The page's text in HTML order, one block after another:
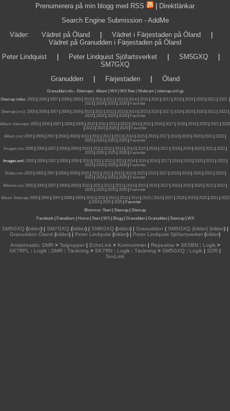
Prenumerera på min blogg med RSS
Direktlänkar
Search Engine Submission - AddMe
Väder: Vädret på Öland Vädret i Färjestaden på Öland
Vädret på Granudden i Färjestaden på Öland
Peter Lindquist
Peter Lindquist Sjöfartsverket SM5GXQ
SM7GXQ
Granudden| Färjestaden| Öland
Granudden.info- Sitemaps: Album WX WX files | Webcam |
sitemap.xml.gz
Sitemap index: 2005| 2006| 2007| 2008| 2009| 2010| 2011| 2012| 2013| 2014| 2015| 2016| 2017| 2018| 2019| 2020| 2021| 2022|
2023| 2024| 2025| 2026|
Favoriter
Sitemap (rss): 2005 2006 2007 2008 2009 2010 2011 2012 2013 2014 2015 2016 2017 2018 2019 2020 2021 2022
2023| 2024| 2025| 2026|
Favoriter
Album sitemaps: 2005 2006 2007 2008 2009 2010 2011 2012 2013 2014 2015 2016 2017 2018 2019 2020 2021
2022
2023| 2024| 2025| 2026|
Favoriter
Album.rss: 2005 2006 2007 2008 2009 2010 2011 2012 2013 2014 2015 2016 2017 2018 2019 2020 2021 2022
2023| 2024| 2025| 2026|
Favoriter
Images.rss: 2005| 2006| 2007| 2008| 2009| 2010| 2011| 2012| 2013| 2014| 2015| 2016| 2017| 2018| 2019| 2020| 2021| 2022|
2023| 2024| 2025| 2026|
Favoriter
Images.xml: 2005| 2006| 2007| 2008| 2009| 2010| 2011| 2012| 2013| 2014| 2015| 2016| 2017| 2018| 2019| 2020| 2021| 2022|
2023| 2024| 2025| 2026|
Favoriter
Slides.rss: 2005| 2006| 2007| 2008| 2009| 2010| 2011| 2012| 2013| 2014| 2015| 2016| 2017| 2018| 2019| 2020| 2021| 2022|
2023| 2024| 2025| 2026|
Favoriter
Albums.rss: 2005 2006 2007 2008 2009 2010 2011 2012 2013 2014 2015 2016 2017 2018 2019 2020 2021 2022
2023| 2024| 2025| 2026|
Favoriter
Album Sitemap: 2005| 2006| 2007| 2008| 2009| 2010| 2011| 2012| 2013| 2014| 2015 | 2016| 2017| 2018| 2019| 2020| 2021| 2022
2024| 2025| 2026|
Favoriter
Blommor: Start Sitemap
Sitemap
Facebook| Fotoalbum Home| Start| WX| Blogg| Granudden| Granudden| Sitemap| WX
SM5GXQ(bilder) | SM7GXQ(bilder) | SM6GXQ(bilder) | Granudden (SM5GXQ (bilder) |bilder) |
Granudden Öland (bilder) | Peter Lindquist (bilder) | Peter Lindquist Sjöfartsverket (bilder)
Amatörradio: DMR> Talgrupper| EchoLink> Kortnummer| Repeatrar> SK5BN: Logik>
SK7RFL
: Logik : DMR : Täckning > SK7RN : Logik : Täckning > SM5GXQ : Logik | SDR |
SvxLink